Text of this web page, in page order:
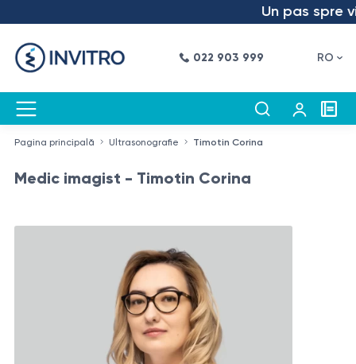
Un pas spre
022 903 999 RO
Pagina principală Ultrasonografie Timotin Corina
Medic imagist - Timotin Corina